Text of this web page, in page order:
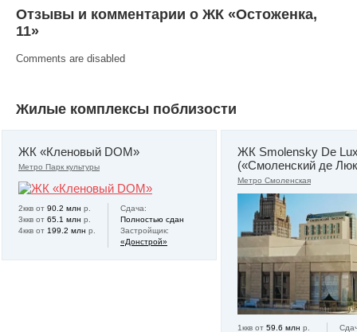
Отзывы и комментарии о ЖК «Остоженка,
11»
Comments are disabled
Жилые комплексы поблизости
ЖК «Кленовый DOM»
Метро Парк культуры
2ккв от 90.2 млн р.
3ккв от 65.1 млн р.
4ккв от 199.2 млн р.
Сдача:
Полностью сдан
Застройщик:
«Донстрой»
ЖК Smolensky De
(«Смоленский де
Метро Смоленская
1ккв от 59.6 млн р.